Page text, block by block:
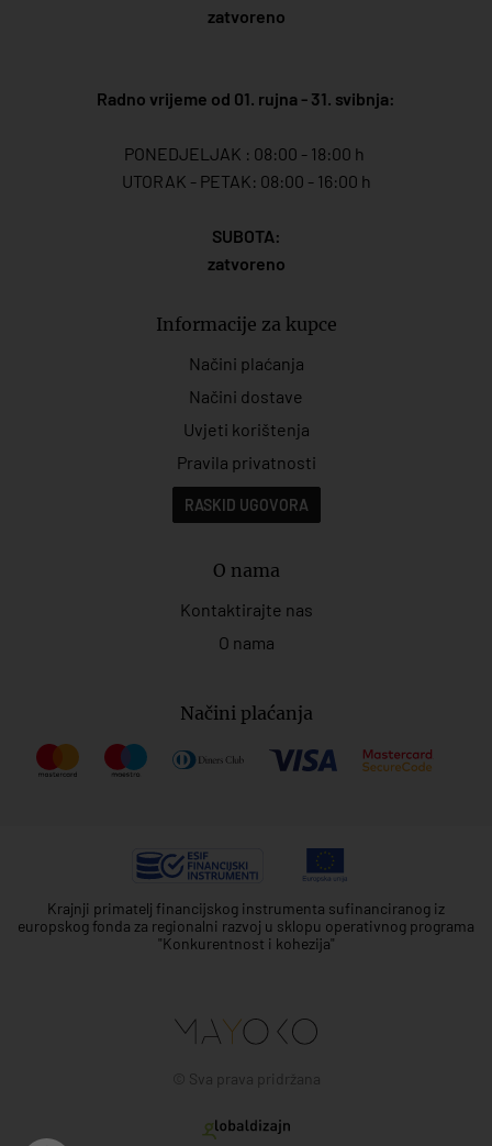
zatvoreno
Radno vrijeme od 01. rujna - 31. svibnja:
PONEDJELJAK : 08:00 - 18:00 h
UTORAK - PETAK: 08:00 - 16:00 h
SUBOTA:
zatvoreno
Informacije za kupce
Načini plaćanja
Načini dostave
Uvjeti korištenja
Pravila privatnosti
RASKID UGOVORA
O nama
Kontaktirajte nas
O nama
Načini plaćanja
Krajnji primatelj financijskog instrumenta sufinanciranog iz
europskog fonda za regionalni razvoj u sklopu operativnog programa
"Konkurentnost i kohezija"
© Sva prava pridržana